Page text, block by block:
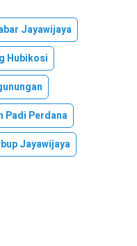
Jayawijaya
Hubikosi
Padi Perdana
Jayawijaya